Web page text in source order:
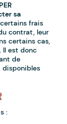
sa
frais
contrat, leur
certains cas,
Il est donc
de
disponibles
: